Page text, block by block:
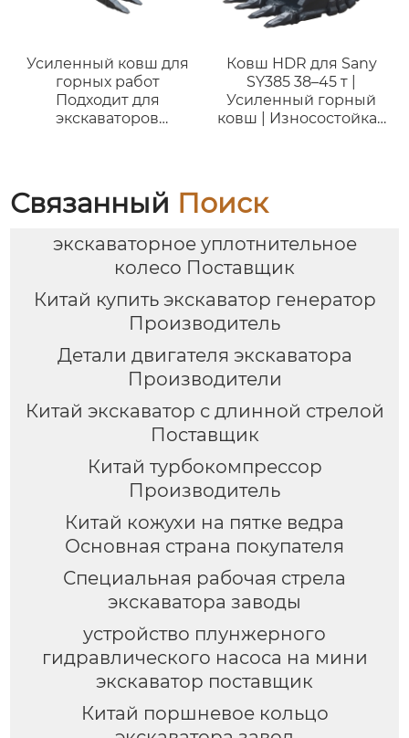
поворотный мотор.
Усиленный ковш для
горных работ
Подходит для
экскаваторов
Ковш HDR для Sany
SY385 38–45 т |
Усиленный горный
ковш | Износостойкая
Связанный Поиск
экскаваторное уплотнительное
колесо Поставщик
Китай купить экскаватор генератор
Производитель
Детали двигателя экскаватора
Производители
Китай экскаватор с длинной стрелой
Поставщик
Китай турбокомпрессор
Производитель
Китай кожухи на пятке ведра
Основная страна покупателя
Специальная рабочая стрела
экскаватора заводы
устройство плунжерного
гидравлического насоса на мини
экскаватор поставщик
Китай поршневое кольцо